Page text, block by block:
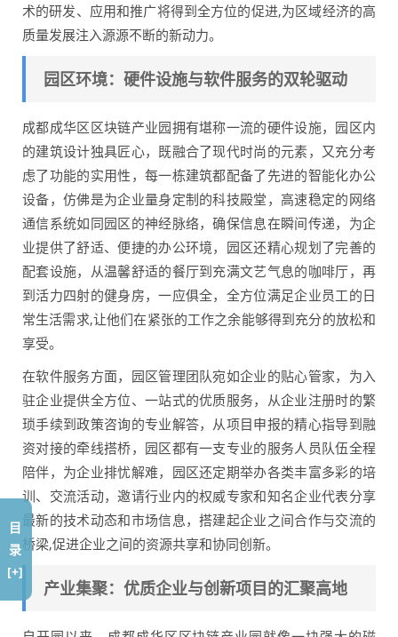
术的研发、应用和推广将得到全方位的促进,为区域经济的高
质量发展注入源源不断的新动力。
园区环境：硬件设施与软件服务的双轮驱动
成都成华区区块链产业园拥有堪称一流的硬件设施，园区内
的建筑设计独具匠心，既融合了现代时尚的元素，又充分考
虑了功能的实用性，每一栋建筑都配备了先进的智能化办公
设备，仿佛是为企业量身定制的科技殿堂，高速稳定的网络
通信系统如同园区的神经脉络，确保信息在瞬间传递，为企
业提供了舒适、便捷的办公环境，园区还精心规划了完善的
配套设施，从温馨舒适的餐厅到充满文艺气息的咖啡厅，再
到活力四射的健身房，一应俱全，全方位满足企业员工的日
常生活需求,让他们在紧张的工作之余能够得到充分的放松和
享受。
在软件服务方面，园区管理团队宛如企业的贴心管家，为入
驻企业提供全方位、一站式的优质服务，从企业注册时的繁
琐手续到政策咨询的专业解答，从项目申报的精心指导到融
资对接的牵线搭桥，园区都有一支专业的服务人员队伍全程
陪伴，为企业排忧解难，园区还定期举办各类丰富多彩的培
训、交流活动，邀请行业内的权威专家和知名企业代表分享
最新的技术动态和市场信息，搭建起企业之间合作与交流的
桥梁,促进企业之间的资源共享和协同创新。
产业集聚：优质企业与创新项目的汇聚高地
目
录
[+]